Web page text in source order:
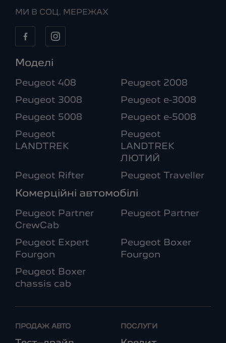
МИ В СОЦ. МЕРЕЖАХ
Моделі
Peugeot 408 Peugeot 2008
Peugeot 3008 Peugeot e-3008
Peugeot 5008 Peugeot e-5008
Peugeot
LANDTREK
Peugeot
LANDTREK
ЛЮТИЙ
Peugeot Rifter Peugeot Traveller
Комерційні автомобілі
Peugeot Partner
CrewCab
Peugeot Partner
Peugeot Expert
Fourgon
Peugeot Boxer
Fourgon
Peugeot Boxer
chassis cab
ПРОДАЖ АВТО ПОСЛУГИ